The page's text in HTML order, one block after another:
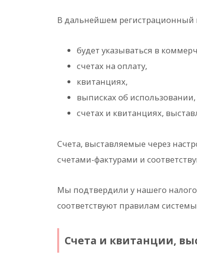
В дальнейшем регистрационный
будет указываться в
счетах на оплату,
квитанциях,
выписках об использовании,
счетах и квитанциях,
Счета, выставляемые через
счетами-фактурами и
Мы подтвердили у нашего
соответствуют правилам
Счета и квитанции,